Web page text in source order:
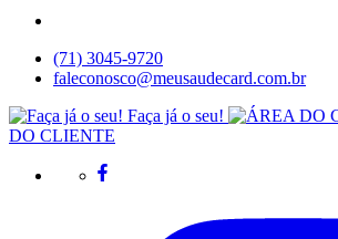
(71) 3045-9720
faleconosco@meusaudecard.com.br
Faça já o seu!
DO CLIENTE